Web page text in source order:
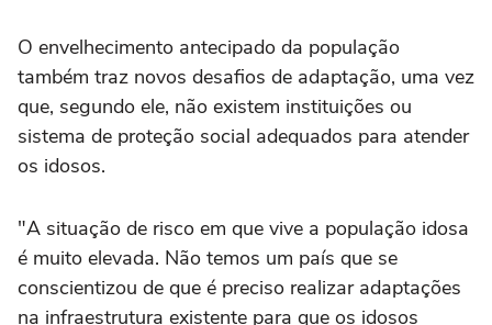
O envelhecimento antecipado da população
também traz novos desafios de adaptação, uma vez
que, segundo ele, não existem instituições ou
sistema de proteção social adequados para atender
os idosos.
"A situação de risco em que vive a população idosa
é muito elevada. Não temos um país que se
conscientizou de que é preciso realizar adaptações
na infraestrutura existente para que os idosos